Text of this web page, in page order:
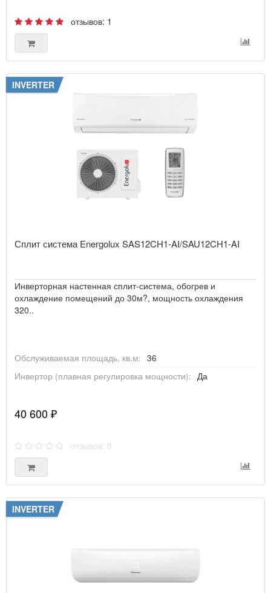
отзывов: 1
INVERTER
Сплит система Energolux SAS12CH1-AI/SAU12CH1-AI
Инверторная настенная сплит-система, обогрев и
охлаждение помещений до 30м?, мощность охлаждения
320..
Обслуживаемая площадь, кв.м: 36
Инвертор (плавная регулировка мощности):
Да
40 600 ₽
отзывов: 0
INVERTER